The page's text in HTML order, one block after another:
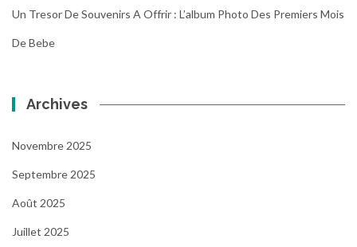
Un Tresor De Souvenirs A Offrir : L’album Photo Des Premiers Mois
De Bebe
Archives
Novembre 2025
Septembre 2025
Août 2025
Juillet 2025